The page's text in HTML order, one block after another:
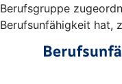
Berufsgruppe
Berufsunfähigkeit hat,